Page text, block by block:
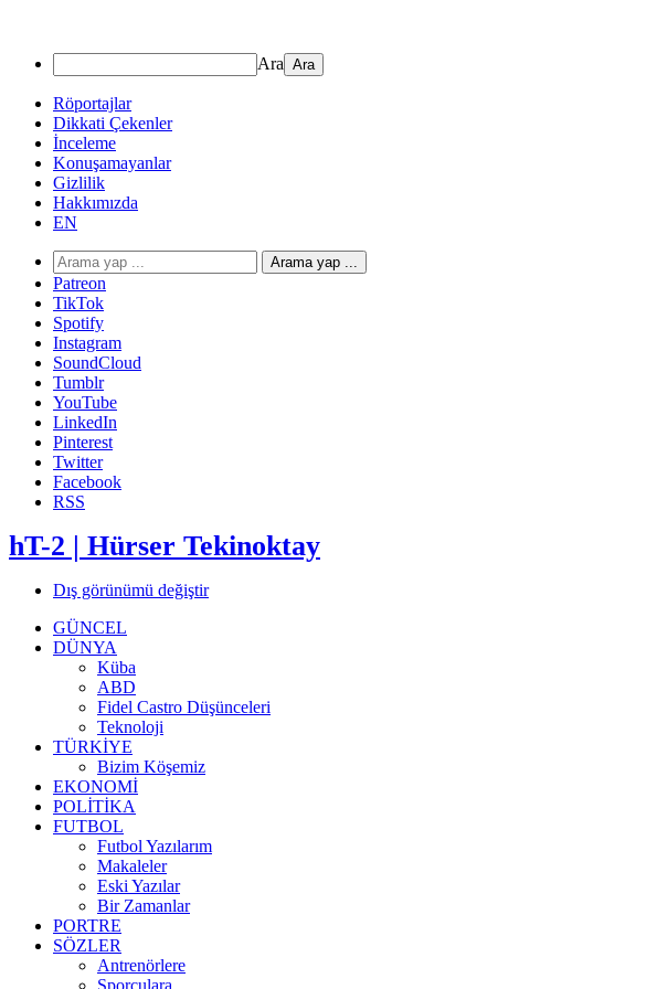
Ara
Röportajlar
Dikkati Çekenler
İnceleme
Konuşamayanlar
Gizlilik
Hakkımızda
EN
Arama yap ...
Patreon
TikTok
Spotify
Instagram
SoundCloud
Tumblr
YouTube
LinkedIn
Pinterest
Twitter
Facebook
RSS
hT-2 | Hürser Tekinoktay
Dış görünümü değiştir
GÜNCEL
DÜNYA
Küba
ABD
Fidel Castro Düşünceleri
Teknoloji
TÜRKİYE
Bizim Köşemiz
EKONOMİ
POLİTİKA
FUTBOL
Futbol Yazılarım
Makaleler
Eski Yazılar
Bir Zamanlar
PORTRE
SÖZLER
Antrenörlere
Sporculara